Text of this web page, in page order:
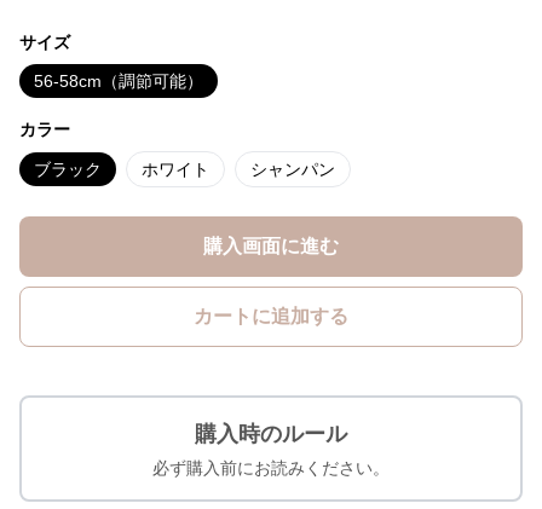
サイズ
56-58cm（調節可能）
カラー
ブラック ホワイト シャンパン
購入画面に進む
カートに追加する
購入時のルール
必ず購入前にお読みください。